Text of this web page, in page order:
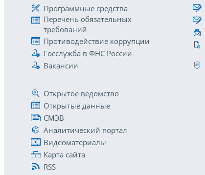
Программные средства
Перечень обязательных
требований
Противодействие коррупции
Госслужба в ФНС России
Вакансии
Открытое ведомство
Открытые данные
СМЭВ
Аналитический портал
Видеоматериалы
Карта сайта
RSS